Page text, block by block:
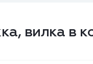
вилка в